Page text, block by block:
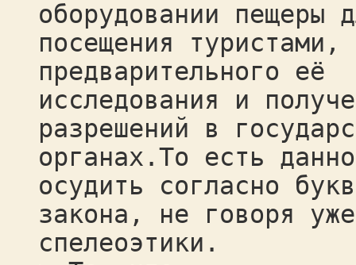
оборудовании пещеры
посещения
предварительного её
исследования и
разрешений в
органах.То есть
осудить согласно
закона, не говоря
спелеоэтики.